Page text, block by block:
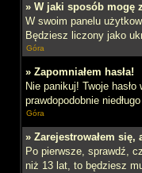
» W jaki sposób mogę
W swoim panelu
Będziesz liczony jako
Góra
» Zapomniałem hasła!
Nie panikuj! Twoje
prawdopodobnie
Góra
» Zarejestrowałem
Po pierwsze, sprawdź,
niż 13 lat, to będziesz